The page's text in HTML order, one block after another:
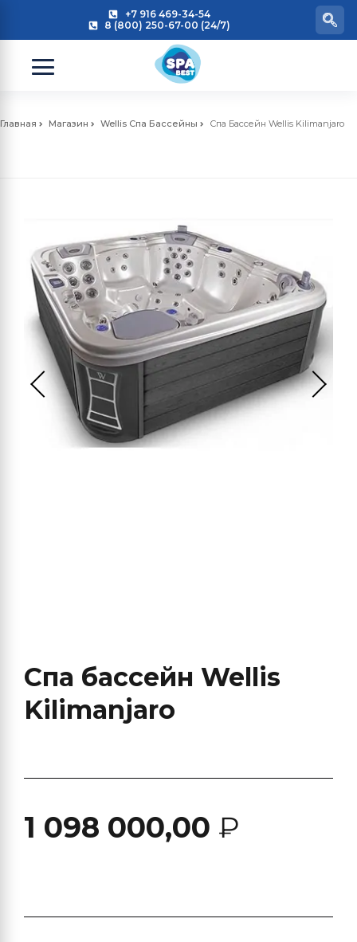
+7 916 469-34-54
8 (800) 250-67-00 (24/7)
Главная Магазин Wellis Спа Бассейны Спа Бассейн Wellis Kilimanjaro
Спа бассейн Wellis
Kilimanjaro
1 098 000,00 ₽